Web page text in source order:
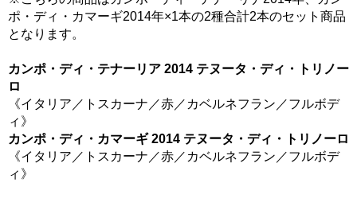
ポ・ディ・カマーギ2014年×1本の2種合計2本のセット商品
となります。
カンポ・ディ・テナーリア 2014 テヌータ・ディ・トリノー
ロ
《イタリア／トスカーナ／赤／カベルネフラン／フルボデ
ィ》
カンポ・ディ・カマーギ 2014 テヌータ・ディ・トリノーロ
《イタリア／トスカーナ／赤／カベルネフラン／フルボデ
ィ》